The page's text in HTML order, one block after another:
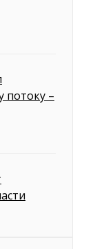
потоку –